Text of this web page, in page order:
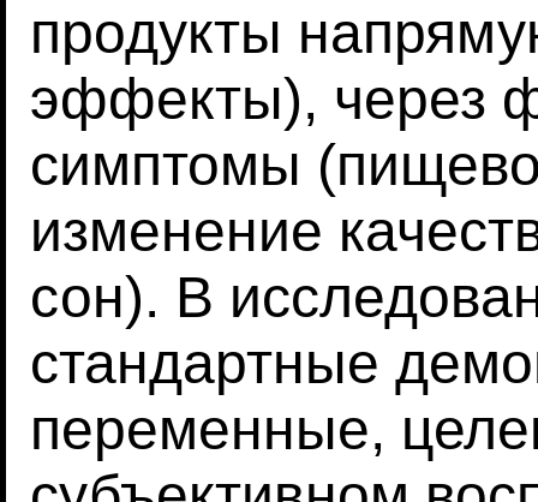
продукты
эффекты), через
симптомы
изменение
сон). В
стандартные
переменные,